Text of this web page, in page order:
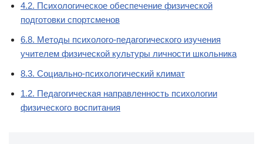
4.2. Психологическое обеспечение физической
подготовки спортсменов
6.8. Методы психолого-педагогического изучения
учителем физической культуры личности школьника
8.3. Социально-психологический климат
1.2. Педагогическая направленность психологии
физического воспитания